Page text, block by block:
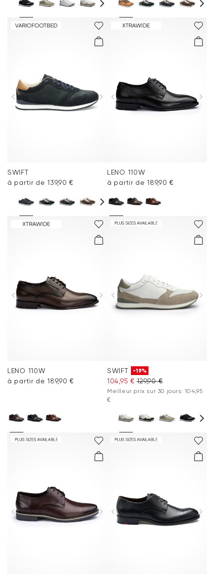
SWIFT
à partir de 139,90 €
LENO 110W
à partir de 189,90 €
LENO 110W
à partir de 189,90 €
SWIFT -19%
104,95 € 129,90 €
Meilleur prix sur 30 jours: 104,95
€